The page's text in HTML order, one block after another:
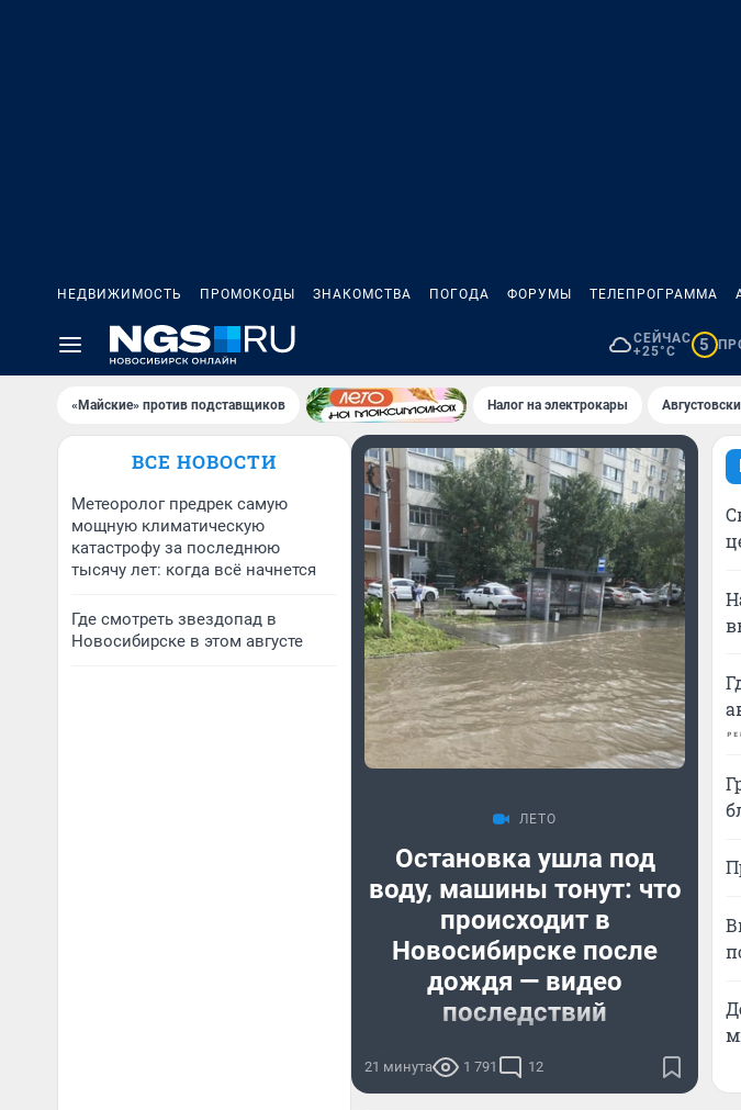
НЕДВИЖИМОСТЬ ПРОМОКОДЫ ЗНАКОМСТВА ПОГОДА ФОРУМЫ ТЕЛЕПРОГРАММА
СЕЙЧАС
+25°C
5
«Майские» против подставщиков Налог на электрокары
ВСЕ НОВОСТИ
Метеоролог предрек самую
мощную климатическую
катастрофу за последнюю
тысячу лет: когда всё начнется
Где смотреть звездопад в
Новосибирске в этом августе
ЛЕТО
Остановка ушла под
воду, машины тонут: что
происходит в
Новосибирске после
дождя — видео
последствий
Больше всего досталось жителям
МЖК
21 минута 1 791 12